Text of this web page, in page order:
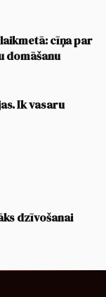
cīņa par
domāšanu
Ik vasaru
dzīvošanai